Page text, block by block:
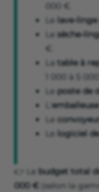
000 €.
Le lave-
Le sèche-
€.
La table à
1 000 à 5 000
Le poste de
emballeuse
Le
Le logiciel
👉 Le budget total
000 €
(selon la